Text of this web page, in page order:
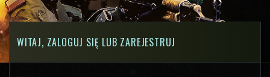
WITAJ, ZALOGUJ SIĘ LUB ZAREJESTRUJ